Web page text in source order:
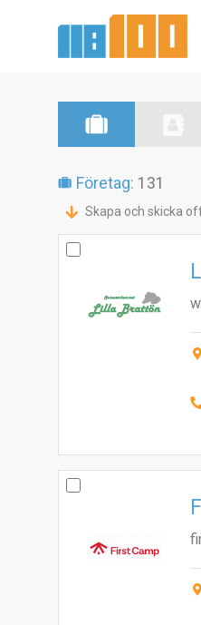
Företag: 131
Skapa och skicka